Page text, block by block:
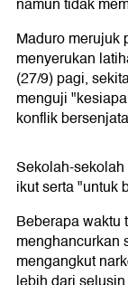
namun tidak
Maduro merujuk
menyerukan
(27/9) pagi,
menguji
konflik
Sekolah-
ikut serta "untuk
Beberapa waktu
menghancurkan
mengangkut